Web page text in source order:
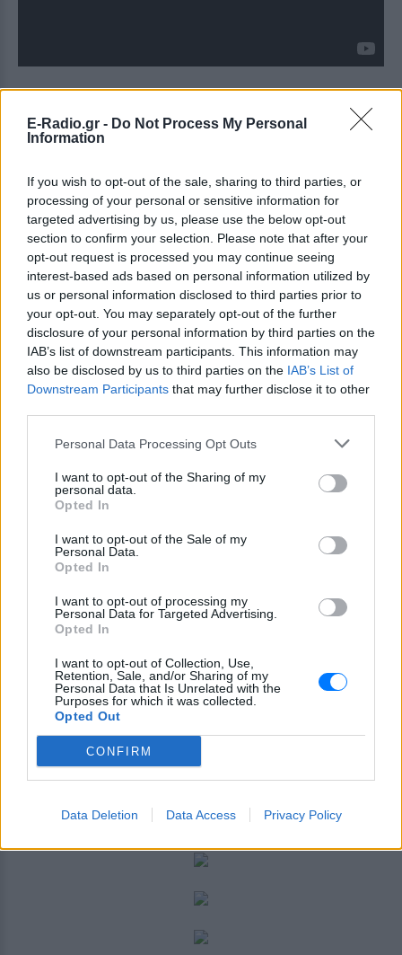
E-Radio.gr - Do Not Process My Personal
Information
If you wish to opt-out of the sale, sharing to third parties, or
processing of your personal or sensitive information for
targeted advertising by us, please use the below opt-out
section to confirm your selection. Please note that after your
opt-out request is processed you may continue seeing
interest-based ads based on personal information utilized by
us or personal information disclosed to third parties prior to
your opt-out. You may separately opt-out of the further
disclosure of your personal information by third parties on the
IAB’s list of downstream participants. This information may
also be disclosed by us to third parties on the IAB’s List of
Downstream Participants that may further disclose it to other
Personal Data Processing Opt Outs
I want to opt-out of the Sharing of my
personal data.
Opted In
I want to opt-out of the Sale of my
Personal Data.
Opted In
I want to opt-out of processing my
Personal Data for Targeted Advertising.
Opted In
I want to opt-out of Collection, Use,
Retention, Sale, and/or Sharing of my
Personal Data that Is Unrelated with the
Purposes for which it was collected.
Opted Out
CONFIRM
Data Deletion Data Access Privacy Policy
μίλησε σε εκδήλωση του Ελληνο-αμερικανικού
Επιμελητηρίου όπου απέδωσε εύσημα στην
της χώρας και αναγνώρισε εμμέσως ως λάθος τη
στάση των ΗΠΑ κατά τη διάρκεια της δικτατορίας,
σημειώνοντας ότι η Ουάσιγκτον προέταξε το
στρατηγικό της συμφέρον λόγω του Ψυχρού
Πολέμου. Υποστήριξε την ορθότητα για την
απόφαση των ΗΠΑ να επιτεθούν στο
Κοσσυφοπέδιο, έσπευσε όμως να τονίσει ότι
κατανοεί τους λόγους για τους οποίους πολλοί
Έλληνες αντέδρασαν σ' αυτή την επιλογή.
Όπως έγινε γνωστό με κείμενο που έδωσε στη
δημοσιότητα μονομερώς ο Λευκός Οίκος μετά το
συμφωνία με τον πρωθυπουργό Κώστα Σημίτη για
μια πρωτοβουλία τεχνολογικής συνεργασίας στα
Βαλκάνια και συμφωνία του ελληνικού υπουργείου
Γεωργίας να επιτρέψει στις ΗΠΑ να μεταφέρουν
Ελλάδας σε άλλες χώρες της περιοχής. Επίσης, οι
ΗΠΑ δεσμεύτηκαν να αναθεωρήσουν την προσφυγή
Οργανισμό Εμπορίου για τις απώλειες από τα
πνευματικά δικαιώματα στον τηλεοπτικό τομέα και
να εξακολουθήσουν να είναι προμηθευτές των
ελληνικών Ενόπλων Δυνάμεων.